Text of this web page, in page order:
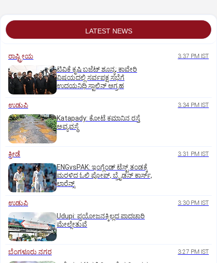
LATEST NEWS
ರಾಷ್ಟ್ರೀಯ 3:37 PM IST
ಟಿವಿಕೆ ಕೃಷಿ ಬಜೆಟ್ ಶೂನ್ಯ; ಕಾವೇರಿ
ವಿಷಯದಲ್ಲಿ ಸರ್ವಪಕ್ಷ ಸಭೆಗೆ
ಉದಯನಿಧಿ ಸ್ಟಾಲಿನ್ ಆಗ್ರಹ
ಉಡುಪಿ 3:34 PM IST
Katapady: ಕೋಟೆ ಕಮಾನಿನ ರಸ್ತೆ
ಅವ್ಯವಸ್ಥೆ
ಕ್ರೀಡೆ 3:31 PM IST
ENGvsPAK: ಇಂಗ್ಲೆಂಡ್‌ ಟೆಸ್ಟ್‌ ತಂಡಕ್ಕೆ
ಮರಳಿದ ಓಲಿ ಪೋಪ್, ಬ್ರೈಡನ್ ಕಾರ್ಸ್,
ಲಾರೆನ್ಸ್
ಉಡುಪಿ 3:30 PM IST
Udupi: ಪ್ರಯೋಜನಕ್ಕಿಲ್ಲದ ಪಾದಚಾರಿ
ಮೇಲ್ಸೇತುವೆ
ಬೆಂಗಳೂರು ನಗರ 3:27 PM IST